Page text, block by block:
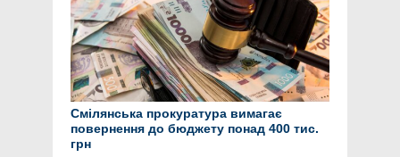
Смілянська прокуратура вимагає
повернення до бюджету понад 400 тис.
грн